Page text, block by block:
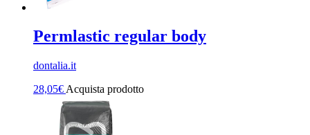
Permlastic regular body
dontalia.it
28,05€ Acquista prodotto